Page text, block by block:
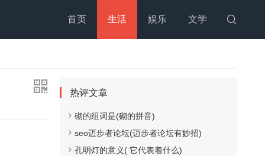

首页 生活 娱乐 文学
热评文章
砌的组词是(砌的拼音)
seo迈步者论坛(迈步者论坛有妙招)
孔明灯的意义( 它代表着什么)